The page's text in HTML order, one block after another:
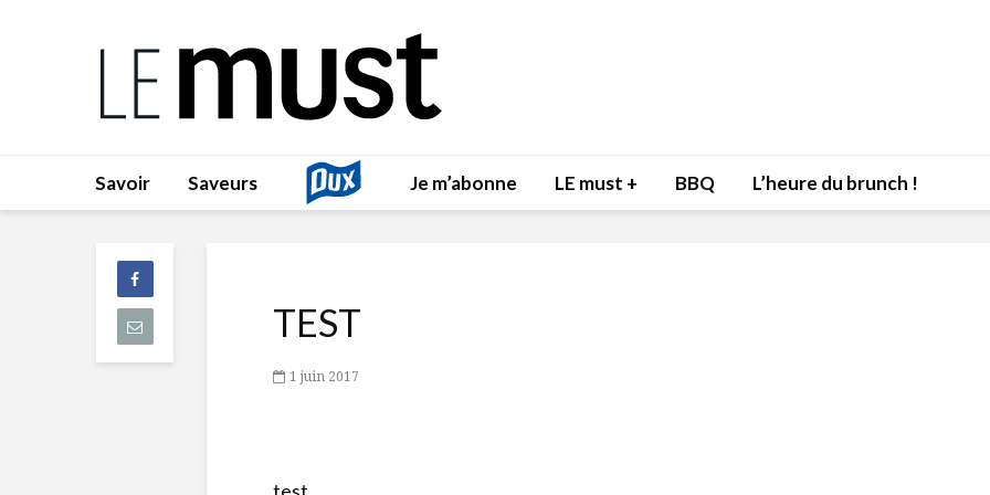
Savoir Saveurs Je m’abonne LE must + BBQ L’heure du brunch !
TEST
1 juin 2017